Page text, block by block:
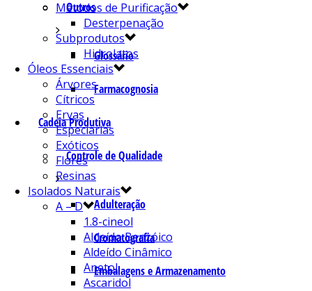
Outros
Glossário
Farmacognosia
Cadeia Produtiva
Controle de Qualidade
Adulteração
Cromatografia
Embalagens e Armazenamento
Métodos de Purificação
Desterpenação
Subprodutos
Hidrolatos
Óleos Essenciais
Árvores
Cítricos
Ervas
Especiarias
Exóticos
Flores
Resinas
Isolados Naturais
A – D
1.8-cineol
Aldeído Benzóico
Aldeído Cinâmico
Anetol
Ascaridol